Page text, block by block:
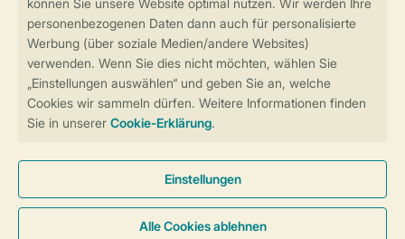
Sicherstellung Deiner Privatsphäre
Sichere Datenübertragung
Sicheres Bezahlen